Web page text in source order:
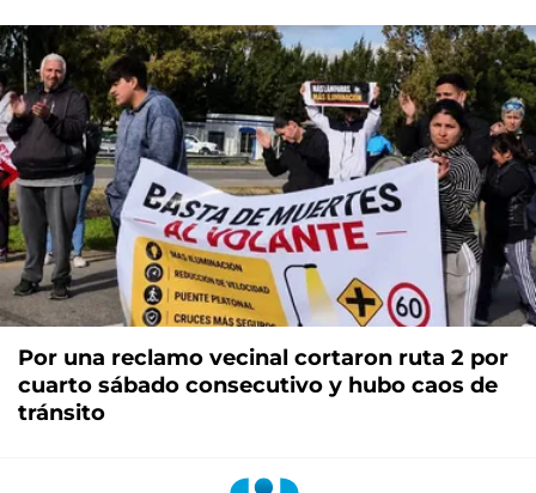
Por una reclamo vecinal cortaron ruta 2 por
cuarto sábado consecutivo y hubo caos de
tránsito